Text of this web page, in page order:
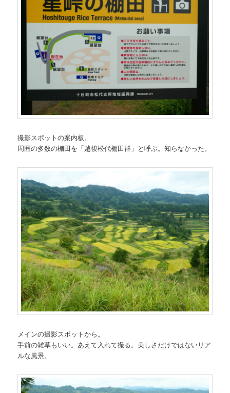
撮影スポットの案内板。
周囲の多数の棚田を「越後松代棚田群」と呼ぶ。知らなかった。
メインの撮影スポットから。
手前の雑草もいい。あえて入れて撮る。美しさだけではないリア
ルな風景。